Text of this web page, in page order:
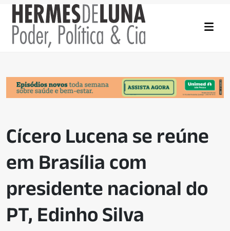
Cícero Lucena se reúne
em Brasília com
presidente nacional do
PT, Edinho Silva